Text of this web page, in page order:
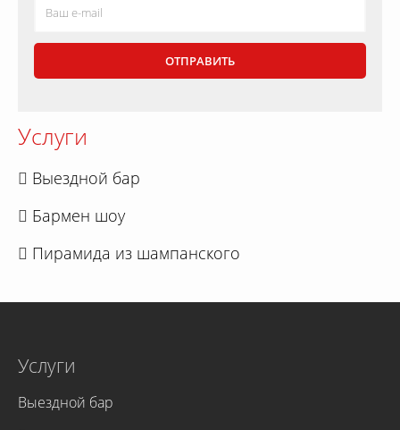
Услуги
Выездной бар
Бармен шоу
Пирамида из шампанского
Услуги
Выездной бар